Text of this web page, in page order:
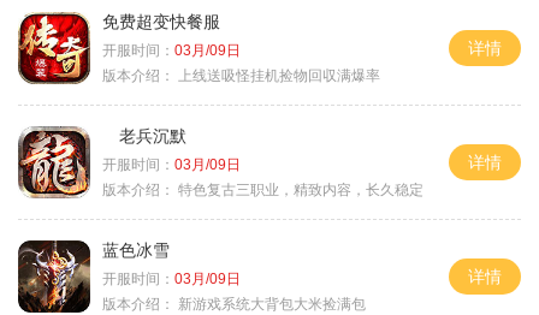
免费超变快餐服
开服时间： 03月/09日
版本介绍：
上线送吸怪挂机捡物回収满爆率
详情
老兵沉默
开服时间： 03月/09日
版本介绍： 特色复古三职业，精致内容，长久稳定
详情
蓝色冰雪
开服时间： 03月/09日
版本介绍：
新游戏系统大背包大米捡满包
详情